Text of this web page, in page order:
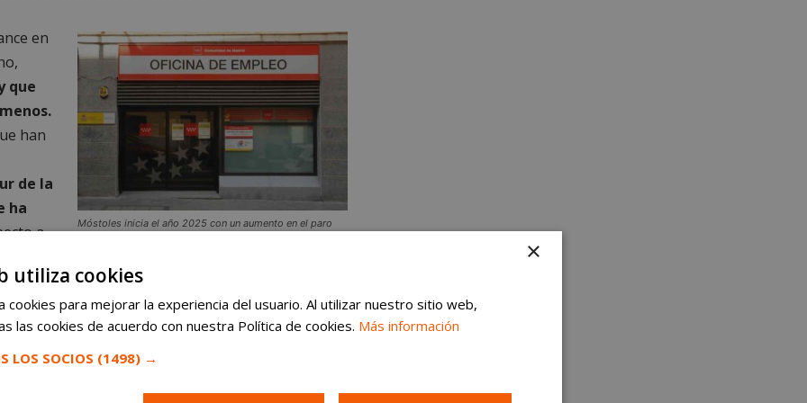
Móstoles inicia el año 2025 con un aumento en el paro
en
que
han
de la
ha
a
enMóstolesse ha estancado con ese
en diciembre a 9.715 en enero. De los
y 5.868 mujeres.
×
utiliza cookies
cookies para mejorar la experiencia del usuario. Al utilizar nuestro sitio web,
las cookies de acuerdo con nuestra Política de cookies. Más información
LOS SOCIOS (1498) →